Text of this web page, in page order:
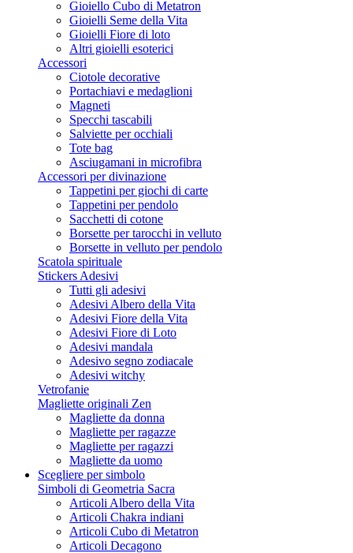
Gioiello Cubo di Metatron
Gioielli Seme della Vita
Gioielli Fiore di loto
Altri gioielli esoterici
Accessori
Ciotole decorative
Portachiavi e medaglioni
Magneti
Specchi tascabili
Salviette per occhiali
Tote bag
Asciugamani in microfibra
Accessori per divinazione
Tappetini per giochi di carte
Tappetini per pendolo
Sacchetti di cotone
Borsette per tarocchi in velluto
Borsette in velluto per pendolo
Scatola spirituale
Stickers Adesivi
Tutti gli adesivi
Adesivi Albero della Vita
Adesivi Fiore della Vita
Adesivi Fiore di Loto
Adesivi mandala
Adesivo segno zodiacale
Adesivi witchy
Vetrofanie
Magliette originali Zen
Magliette da donna
Magliette per ragazze
Magliette per ragazzi
Magliette da uomo
Scegliere per simbolo
Simboli di Geometria Sacra
Articoli Albero della Vita
Articoli Chakra indiani
Articoli Cubo di Metatron
Articoli Decagono